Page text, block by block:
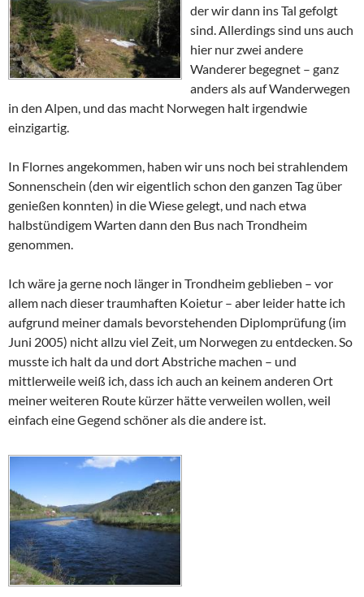
der wir dann ins Tal gefolgt
sind. Allerdings sind uns auch
hier nur zwei andere
Wanderer begegnet – ganz
anders als auf Wanderwegen
in den Alpen, und das macht Norwegen halt irgendwie
einzigartig.
In Flornesangekommen, haben wir uns noch bei strahlendem
Sonnenschein (den wir eigentlich schon den ganzen Tag über
genießen konnten) in die Wiese gelegt, und nach etwa
halbstündigem Warten dann den Bus nach Trondheim
genommen.
Ich wäre ja gerne noch länger in Trondheim geblieben – vor
allem nach dieser traumhaften Koietur – aber leider hatte ich
aufgrund meiner damals bevorstehenden Diplomprüfung (im
Juni 2005) nicht allzu viel Zeit, um Norwegen zu entdecken. So
musste ich halt da und dort Abstriche machen – und
mittlerweile weiß ich, dass ich auch an keinem anderen Ort
meiner weiteren Route kürzer hätte verweilen wollen, weil
einfach eine Gegend schöner als die andere ist.